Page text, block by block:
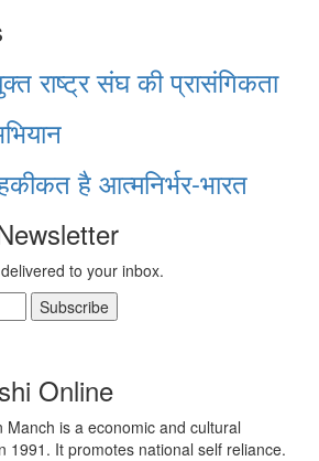
राष्ट्र संघ की प्रासंगिकता
है आत्मनिर्भर-भारत
to your inbox.
Subscribe
Online
is a economic and cultural
1991. It promotes national self reliance.